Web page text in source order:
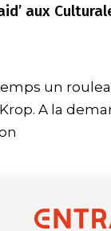
aux
un
A la